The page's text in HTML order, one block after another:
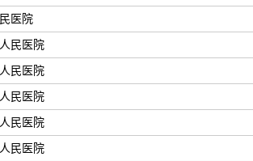
医院
民医院
民医院
民医院
民医院
民医院